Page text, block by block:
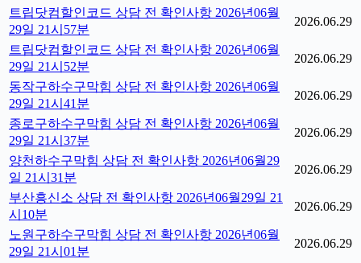
트립닷컴할인코드 상담 전 확인사항 2026년06월
29일 21시57분
2026.06.29
트립닷컴할인코드 상담 전 확인사항 2026년06월
29일 21시52분
2026.06.29
동작구하수구막힘 상담 전 확인사항 2026년06월
29일 21시41분
2026.06.29
종로구하수구막힘 상담 전 확인사항 2026년06월
29일 21시37분
2026.06.29
양천하수구막힘 상담 전 확인사항 2026년06월29
일 21시31분
2026.06.29
부산흥신소 상담 전 확인사항 2026년06월29일 21
시10분
2026.06.29
노원구하수구막힘 상담 전 확인사항 2026년06월
29일 21시01분
2026.06.29